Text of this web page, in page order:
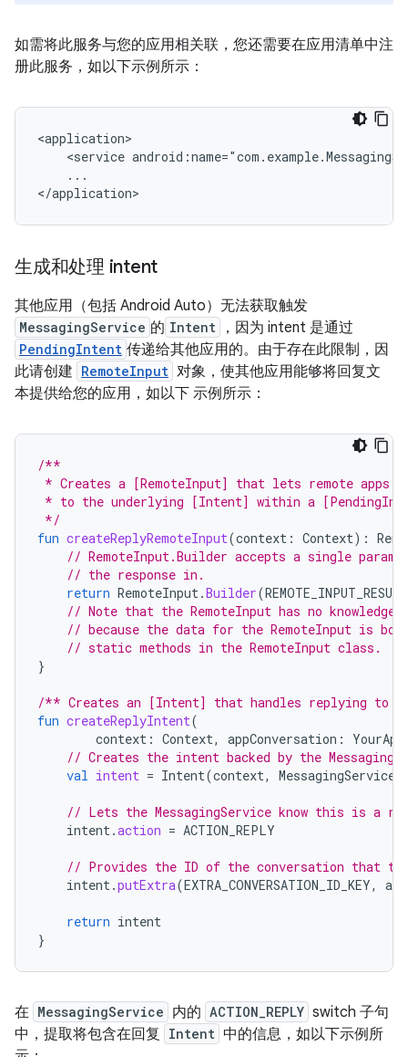
如需将此服务与您的应用相关联，您还需要在应用清单中注
册此服务，如以下示例所示：
<service
...
生成和处理 intent
其他应用（包括 Android Auto）无法获取触发
MessagingService 的 Intent ，因为 intent 是通过
PendingIntent 传递给其他应用的。由于存在此限制，因
此请创建 RemoteInput 对象，使其他应用能够将回复文
本提供给您的应用，如以下 示例所示：
/**
* Creates a [RemoteInput] that lets remote apps
* to the underlying [Intent] within a
*/
fun createReplyRemoteInput(context : Context):
// RemoteInput.Builder accepts a single
// the response in.
return RemoteInput.Builder(
// Note that the RemoteInput has no
// because the data for the RemoteInput is
// static methods in the RemoteInput class.
}
/** Creates an [Intent] that handles replying to
fun createReplyIntent(
context : Context, appConversation :
// Creates the intent backed by the
val intent = Intent(context, MessagingService
// Lets the MessagingService know this is a
intent.action = ACTION_REPLY
// Provides the ID of the conversation that
intent.putExtra(EXTRA_CONVERSATION_ID_KEY,
return intent
}
在 MessagingService 内的 ACTION_REPLY switch 子句
中，提取将包含在回复 Intent 中的信息，如以下示例所